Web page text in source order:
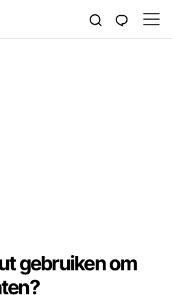
gebruiken om